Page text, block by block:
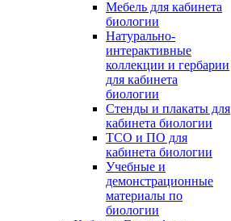
Мебель для кабинета
биологии
Натурально-
интерактивные
коллекции и гербарии
для кабинета
биологии
Стенды и плакаты для
кабинета биологии
ТСО и ПО для
кабинета биологии
Учебные и
демонстрационные
материалы по
биологии